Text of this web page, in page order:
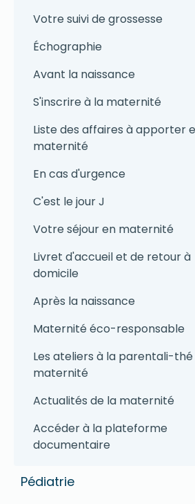
Votre suivi de grossesse
Échographie
Avant la naissance
S'inscrire à la maternité
Liste des affaires à apporter
maternité
En cas d'urgence
C'est le jour J
Votre séjour en maternité
Livret d'accueil et de retour à
domicile
Après la naissance
Maternité éco-responsable
Les ateliers à la parentali-
maternité
Actualités de la maternité
Accéder à la plateforme
documentaire
Pédiatrie